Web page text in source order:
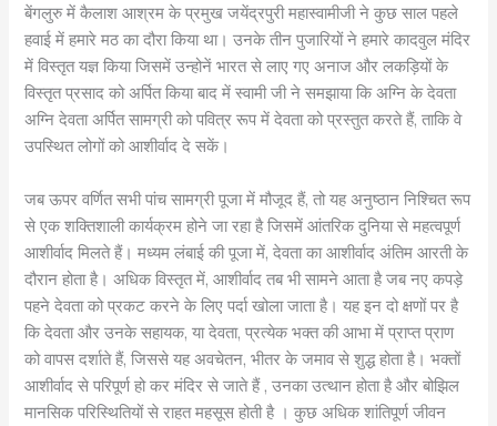
बेंगलुरु में कैलाश आश्रम के प्रमुख जयेंद्रपुरी महास्वामीजी ने कुछ साल पहले
हवाई में हमारे मठ का दौरा किया था। उनके तीन पुजारियों ने हमारे कादवुल मंदिर
में विस्तृत यज्ञ किया जिसमें उन्होनें भारत से लाए गए अनाज और लकड़ियों के
विस्तृत प्रसाद को अर्पित किया बाद में स्वामी जी ने समझाया कि अग्नि के देवता
अग्नि देवता अर्पित सामग्री को पवित्र रूप में देवता को प्रस्तुत करते हैं, ताकि वे
उपस्थित लोगों को आशीर्वाद दे सकें।
जब ऊपर वर्णित सभी पांच सामग्री पूजा में मौजूद हैं, तो यह अनुष्ठान निश्चित रूप
से एक शक्तिशाली कार्यक्रम होने जा रहा है जिसमें आंतरिक दुनिया से महत्वपूर्ण
आशीर्वाद मिलते हैं। मध्यम लंबाई की पूजा में, देवता का आशीर्वाद अंतिम आरती के
दौरान होता है। अधिक विस्तृत में, आशीर्वाद तब भी सामने आता है जब नए कपड़े
पहने देवता को प्रकट करने के लिए पर्दा खोला जाता है। यह इन दो क्षणों पर है
कि देवता और उनके सहायक, या देवता, प्रत्येक भक्त की आभा में प्राप्त प्राण
को वापस दर्शाते हैं, जिससे यह अवचेतन, भीतर के जमाव से शुद्ध होता है। भक्तों
आशीर्वाद से परिपूर्ण हो कर मंदिर से जाते हैं , उनका उत्थान होता है और बोझिल
मानसिक परिस्थितियों से राहत महसूस होती है । कुछ अधिक शांतिपूर्ण जीवन